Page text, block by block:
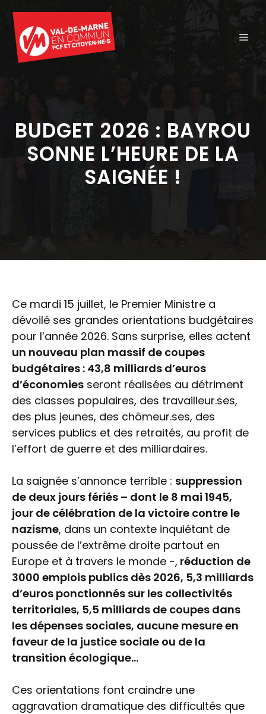
contenu
BUDGET 2026 : BAYROU
SONNE L’HEURE DE LA
SAIGNÉE !
Ce mardi 15 juillet, le Premier Ministre a
dévoilé ses grandes orientations budgétaires
pour l’année 2026. Sans surprise, elles actent
un nouveau plan massif de coupes
budgétaires : 43,8 milliards d’euros
d’économies seront réalisées au détriment
des classes populaires, des travailleur.ses,
des plus jeunes, des chômeur.ses, des
services publics et des retraités, au profit de
l’effort de guerre et des milliardaires.
La saignée s’annonce terrible : suppression
de deux jours fériés – dont le 8 mai 1945,
jour de célébration de la victoire contre le
nazisme, dans un contexte inquiétant de
poussée de l’extrême droite partout en
Europe et à travers le monde -, réduction de
3000 emplois publics dès 2026, 5,3 milliards
d’euros ponctionnés sur les collectivités
territoriales, 5,5 milliards de coupes dans
les dépenses sociales, aucune mesure en
faveur de la justice sociale ou de la
transition écologique…
Ces orientations font craindre une
aggravation dramatique des difficultés que